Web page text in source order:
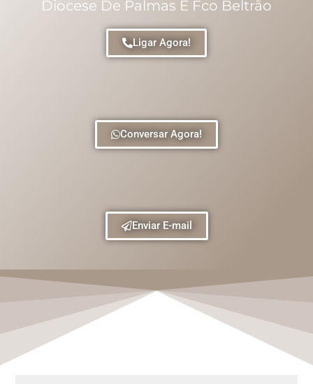
Diocese De Palmas E Fco Beltrão
Ligar Agora!
Conversar Agora!
Enviar E-mail